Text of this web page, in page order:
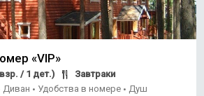
«VIP»
/ 1 дет.)
Завтраки
Диван • Удобства в номере • Душ